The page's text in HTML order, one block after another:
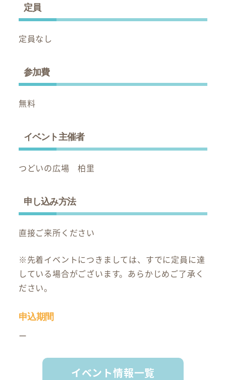
定員
定員なし
参加費
無料
イベント主催者
つどいの広場 柏里
申し込み方法
直接ご来所ください
※先着イベントにつきましては、すでに定員に達
している場合がございます。あらかじめご了承く
ださい。
申込期間
ー
イベント情報一覧